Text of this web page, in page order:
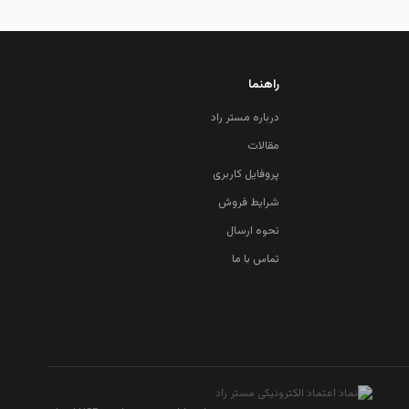
راهنما
درباره مستر راد
مقالات
پروفایل کاربری
شرایط فروش
نحوه ارسال
تماس با ما